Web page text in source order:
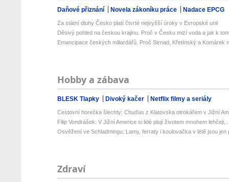
Daňové přiznání Novela zákoníku práce Nadace EPCG
Za státní dluhy Česko platí čtvrté nejvyšší úroky v Evropské unii
Děsivý pohled na českou krajinu. Proč v Česku mizí voda a jak k
Emancipace českých miliardářů. Proč Strnad, Křetínský a Komárek
Hobby a zábava
BLESK Tlapky Divoký kačer Netflix filmy a seriály
Cestovní horečka šlechty: Chuďas z Klatovska otrokářem v Jižní
Filip Vondrášek: V Jižní Americe si lidé plují životem mnohem
Osvěžení ve Schladmingu: Lamy, ferraty i koulovačka v létě jsou jen
Zdraví